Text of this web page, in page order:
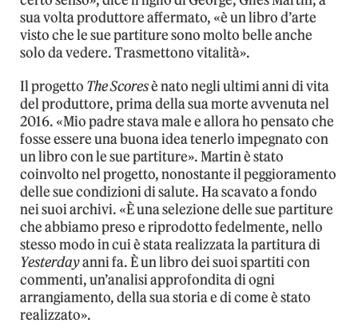
sua volta produttore affermato, «è un libro d’arte
visto che le sue partiture sono molto belle anche
solo da vedere. Trasmettono vitalità».
Il progetto The Scoresè nato negli ultimi anni di vita
del produttore, prima della sua morte avvenuta nel
2016. «Mio padre stava male e allora ho pensato che
fosse essere una buona idea tenerlo impegnato con
un libro con le sue partiture». Martin è stato
coinvolto nel progetto, nonostante il peggioramento
delle sue condizioni di salute. Ha scavato a fondo
nei suoi archivi. «È una selezione delle sue partiture
che abbiamo preso e riprodotto fedelmente, nello
stesso modo in cui è stata realizzata la partitura di
Yesterdayanni fa. È un libro dei suoi spartiti con
commenti, un’analisi approfondita di ogni
arrangiamento, della sua storia e di come è stato
realizzato».